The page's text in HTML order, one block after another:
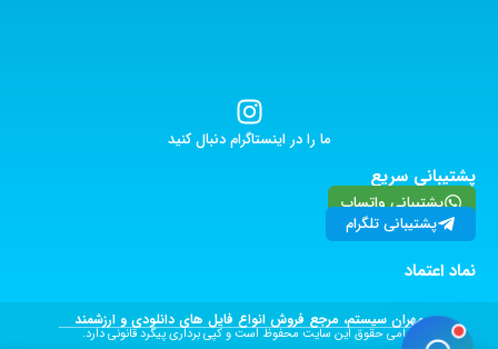
ما را در اینستاگرام دنبال کنید
پشتیبانی سریع
پشتیبانی واتساپ
پشتیبانی تلگرام
نماد اعتماد
مهران سیستم، مرجع فروش انواع فایل های دانلودی و ارزشمند
تمامی حقوق این سایت محفوظ است و کپی برداری پیگرد قانونی دارد.